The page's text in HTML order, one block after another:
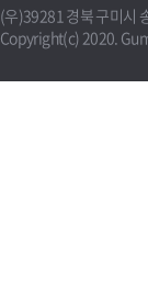
(우)39281 경북 구미
Copyright(c) 2020.